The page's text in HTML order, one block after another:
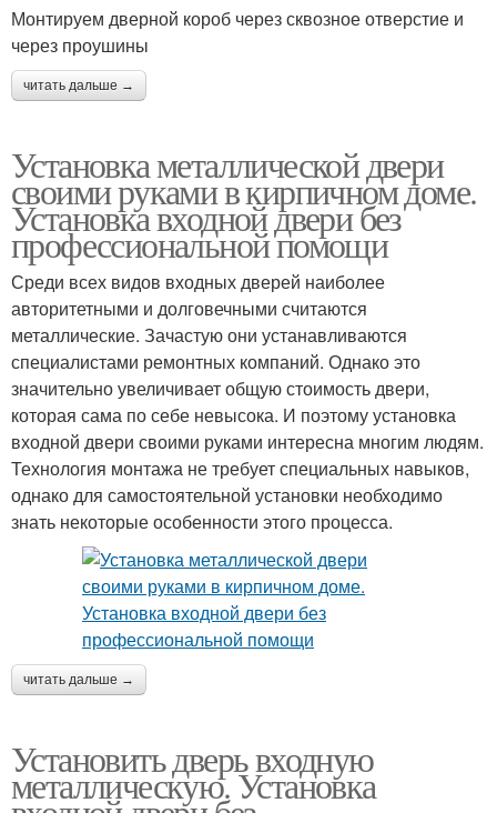
Монтируем дверной короб через сквозное отверстие и
через проушины
читать дальше →
Установка металлической двери
своими руками в кирпичном доме.
Установка входной двери без
профессиональной помощи
Среди всех видов входных дверей наиболее
авторитетными и долговечными считаются
металлические. Зачастую они устанавливаются
специалистами ремонтных компаний. Однако это
значительно увеличивает общую стоимость двери,
которая сама по себе невысока. И поэтому установка
входной двери своими руками интересна многим людям.
Технология монтажа не требует специальных навыков,
однако для самостоятельной установки необходимо
знать некоторые особенности этого процесса.
читать дальше →
Установить дверь входную
металлическую. Установка